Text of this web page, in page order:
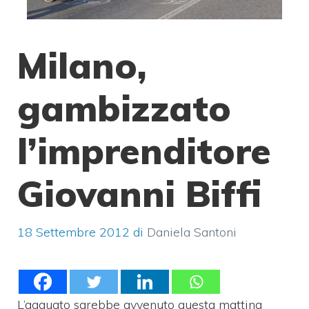
Milano,
gambizzato
l’imprenditore
Giovanni Biffi
18 Settembre 2012 di Daniela Santoni
L’agguato sarebbe avvenuto questa mattina